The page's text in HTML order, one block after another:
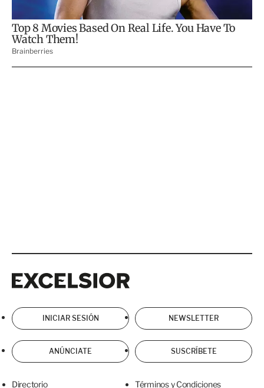
INICIAR SESIÓN NEWSLETTER
ANÚNCIATE SUSCRÍBETE
Directorio Términos y Condiciones